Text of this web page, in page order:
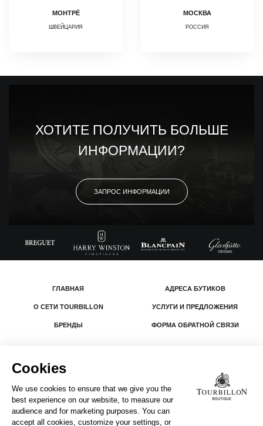
МОНТРЁ
ШВЕЙЦАРИЯ
МОСКВА
РОССИЯ
ХОТИТЕ ПОЛУЧИТЬ БОЛЬШЕ
ИНФОРМАЦИИ?
ЗАПРОС ИНФОРМАЦИИ
ГЛАВНАЯ
О СЕТИ TOURBILLON
БРЕНДЫ
АДРЕСА БУТИКОВ
УСЛУГИ И ПРЕДЛОЖЕНИЯ
ФОРМА ОБРАТНОЙ СВЯЗИ
Все права защищены.